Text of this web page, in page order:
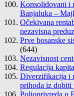
Konsolidovani i
Banjaluka –
Očekivana
nezavisna
Prve bosanske
(644)
Nezavisnost
Regulacija
Diverzifikacija i
prihoda iz dobiti